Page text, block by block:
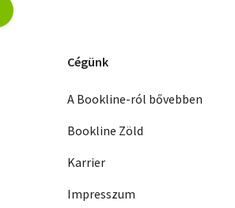
Cégünk
A Bookline-ról bővebben
Bookline Zöld
Karrier
Impresszum